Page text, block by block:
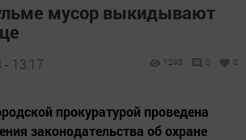
мусор выкидывают
13:17 1243 0 0
прокуратурой проведена
законодательства об охране